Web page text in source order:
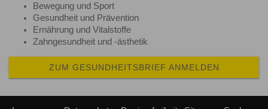
Bewegung und Sport
Gesundheit und Prävention
Ernährung und Vitalstoffe
Zahngesundheit und -ästhetik
ZUM GESUNDHEITSBRIEF ANMELDEN